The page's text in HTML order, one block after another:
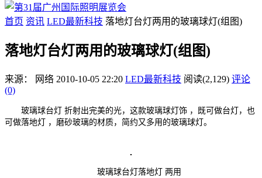
首页 资讯 LED最新科技 落地灯台灯两用的玻璃球灯(组图)
落地灯台灯两用的玻璃球灯(组图)
来源： 网络 2010-10-05 22:20 LED最新科技 阅读(2,129) 评论
(0)
玻璃球台灯 折射出完美的光，这款玻璃球灯饰 ，既可做台灯，也
可做落地灯 ，磨砂玻璃的材质，简约又多用的玻璃球灯。
玻璃球台灯落地灯 两用